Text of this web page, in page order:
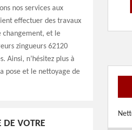
nos services aux
effectuer des travaux
changement, et le
zingueurs 62120
Ainsi, n’hésitez plus à
pose et le nettoyage de
DE VOTRE